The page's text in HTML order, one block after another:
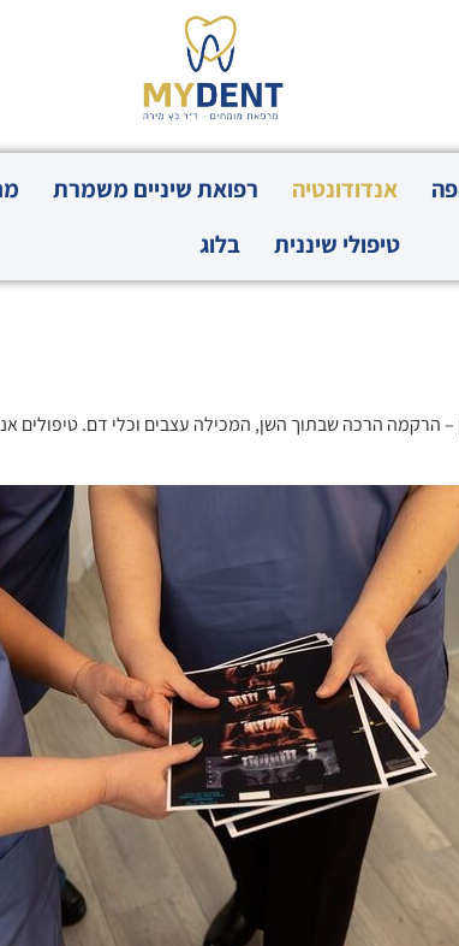
אנדודונטיה רפואת שיניים משמרת
טיפולי שיננית
בלוג
– הרקמה הרכה שבתוך השן, המכילה עצבים וכלי דם.